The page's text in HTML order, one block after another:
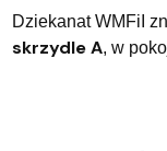
Dziekanat WMFiI
skrzydle A, w